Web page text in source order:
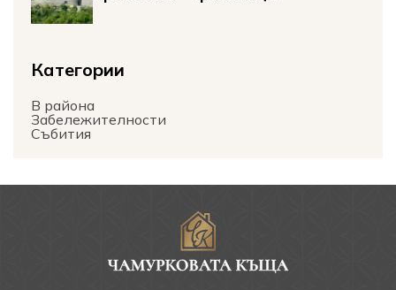
Категории
В района
Забележителности
Събития